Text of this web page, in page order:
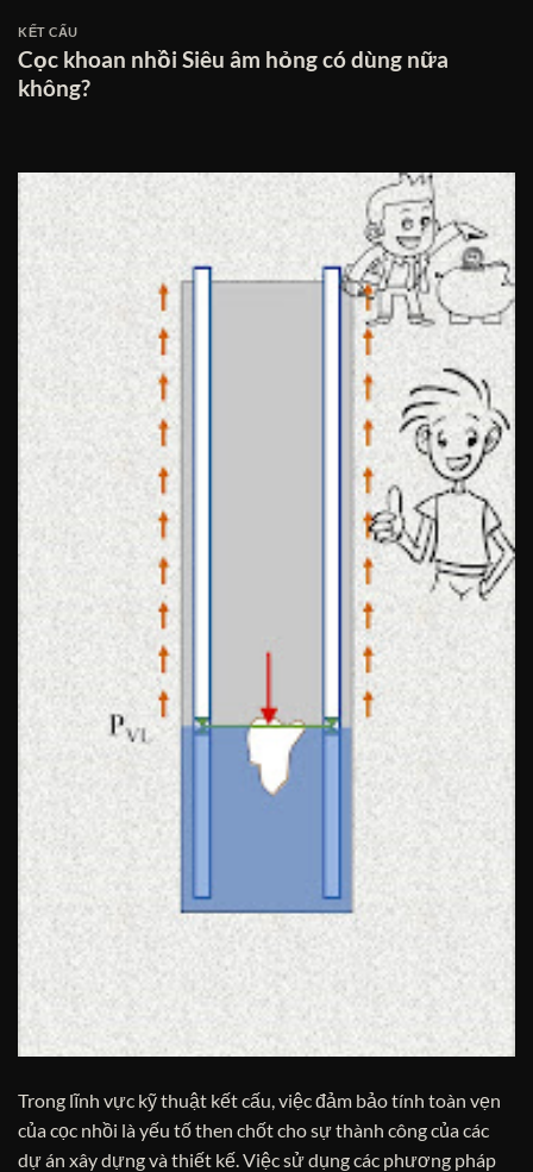
KẾT CẤU
Cọc khoan nhồi Siêu âm hỏng có dùng nữa
không?
Trong lĩnh vực kỹ thuật kết cấu, việc đảm bảo tính toàn vẹn
của cọc nhồi là yếu tố then chốt cho sự thành công của các
dự án xây dựng và thiết kế. Việc sử dụng các phương pháp